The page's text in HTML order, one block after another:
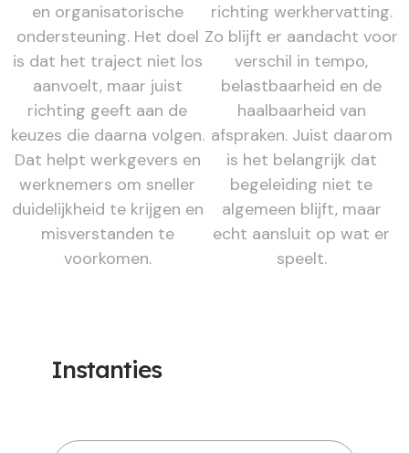
en organisatorische
ondersteuning. Het doel
is dat het traject niet los
aanvoelt, maar juist
richting geeft aan de
keuzes die daarna volgen.
Dat helpt werkgevers en
werknemers om sneller
duidelijkheid te krijgen en
misverstanden te
voorkomen.
richting werkhervatting.
Zo blijft er aandacht voor
verschil in tempo,
belastbaarheid en de
haalbaarheid van
afspraken. Juist daarom
is het belangrijk dat
begeleiding niet te
algemeen blijft, maar
echt aansluit op wat er
speelt.
Instanties